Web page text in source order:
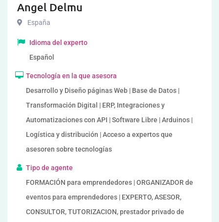
Angel Delmu
España
Idioma del experto
Español
Tecnología en la que asesora
Desarrollo y Diseño páginas Web | Base de Datos |
Transformación Digital | ERP, Integraciones y
Automatizaciones con API | Software Libre | Arduinos |
Logística y distribución | Acceso a expertos que
asesoren sobre tecnologías
Tipo de agente
FORMACIÓN para emprendedores | ORGANIZADOR de
eventos para emprendedores | EXPERTO, ASESOR,
CONSULTOR, TUTORIZACION, prestador privado de